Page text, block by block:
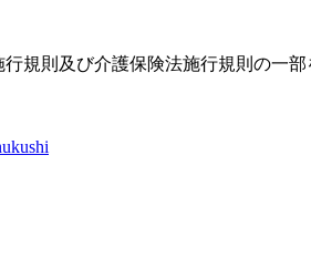
規則及び介護保険法施行規則の一